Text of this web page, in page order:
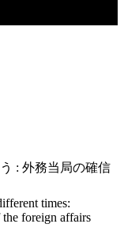
: 外務当局の確信
times:
foreign affairs